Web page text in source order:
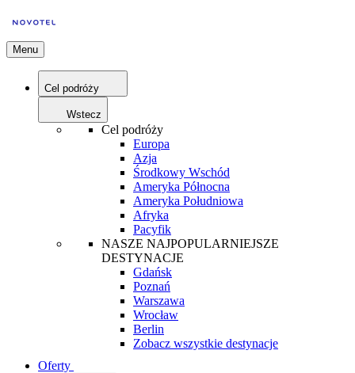
Menu
Cel podróży
Wstecz
Cel podróży
Europa
Azja
Środkowy Wschód
Ameryka Północna
Ameryka Południowa
Afryka
Pacyfik
NASZE NAJPOPULARNIEJSZE
DESTYNACJE
Gdańsk
Poznań
Warszawa
Wrocław
Berlin
Zobacz wszystkie destynacje
Oferty